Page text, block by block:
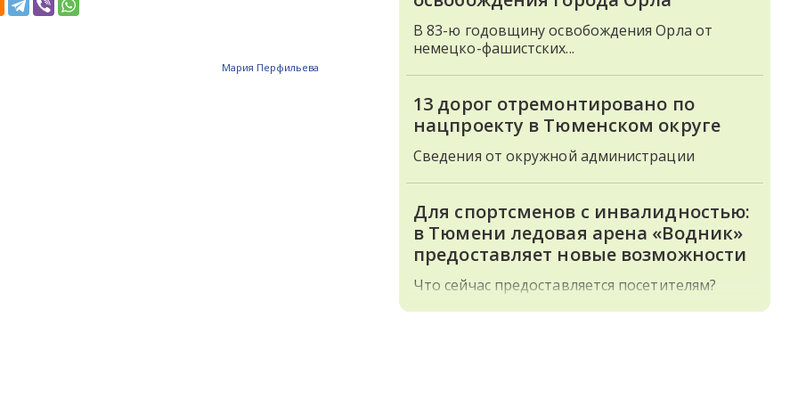
Мария Перфильева
В 83-ю годовщину освобождения Орла от
немецко-фашистских...
13 дорог отремонтировано по
нацпроекту в Тюменском округе
Сведения от окружной администрации
Для спортсменов с инвалидностью:
в Тюмени ледовая арена «Водник»
предоставляет новые возможности
Что сейчас предоставляется посетителям?